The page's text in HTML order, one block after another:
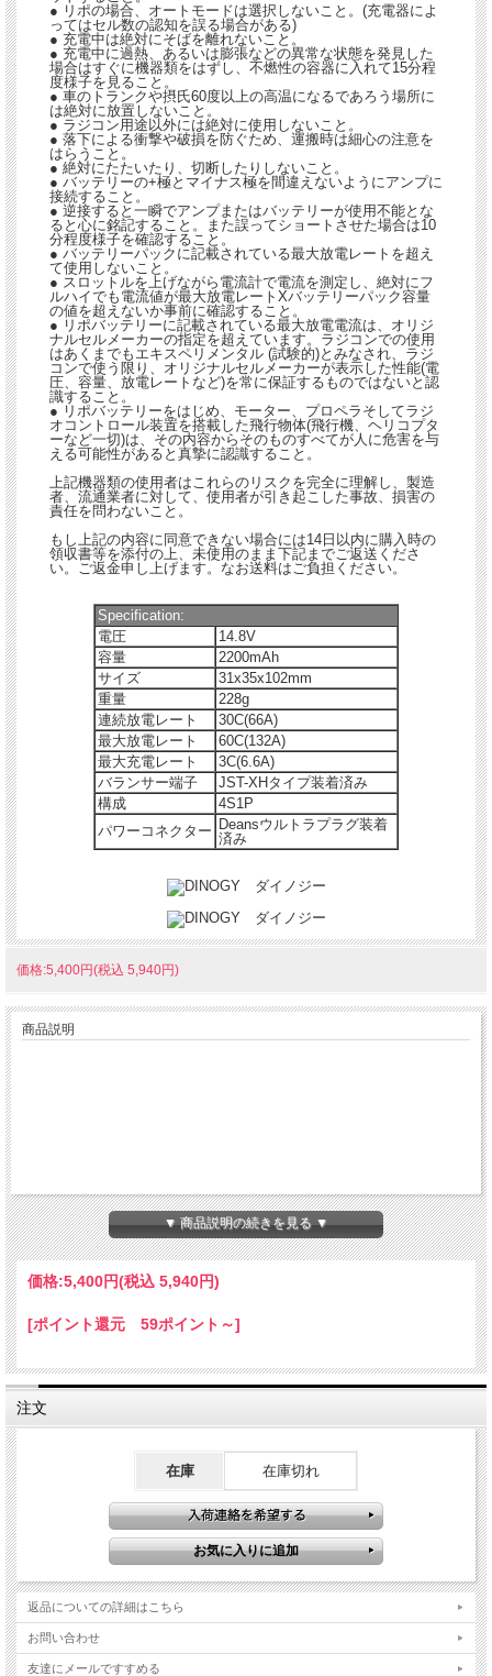
● リポの場合、オートモードは選択しないこと。(充電器によ
ってはセル数の認知を誤る場合がある)
● 充電中は絶対にそばを離れないこと。
● 充電中に過熱、あるいは膨張などの異常な状態を発見した
場合はすぐに機器類をはずし、不燃性の容器に入れて15分程
度様子を見ること。
● 車のトランクや摂氏60度以上の高温になるであろう場所に
は絶対に放置しないこと。
● ラジコン用途以外には絶対に使用しないこと。
● 落下による衝撃や破損を防ぐため、運搬時は細心の注意を
はらうこと。
● 絶対にたたいたり、切断したりしないこと。
● バッテリーの+極とマイナス極を間違えないようにアンプに
接続すること。
● 逆接すると一瞬でアンプまたはバッテリーが使用不能とな
ると心に銘記すること。また誤ってショートさせた場合は10
分程度様子を確認すること。
● バッテリーパックに記載されている最大放電レートを超え
て使用しないこと。
● スロットルを上げながら電流計で電流を測定し、絶対にフ
ルハイでも電流値が最大放電レートXバッテリーパック容量
の値を超えないか事前に確認すること。
● リポバッテリーに記載されている最大放電電流は、オリジ
ナルセルメーカーの指定を超えています。ラジコンでの使用
はあくまでもエキスペリメンタル (試験的)とみなされ、ラジ
コンで使う限り、オリジナルセルメーカーが表示した性能(電
圧、容量、放電レートなど)を常に保証するものではないと認
識すること。
● リポバッテリーをはじめ、モーター、プロペラそしてラジ
オコントロール装置を搭載した飛行物体(飛行機、ヘリコプタ
ーなど一切)は、その内容からそのものすべてが人に危害を与
える可能性があると真摯に認識すること。
上記機器類の使用者はこれらのリスクを完全に理解し、製造
者、流通業者に対して、使用者が引き起こした事故、損害の
責任を問わないこと。
もし上記の内容に同意できない場合には14日以内に購入時の
領収書等を添付の上、未使用のまま下記までご返送くださ
い。ご返金申し上げます。なお送料はご負担ください。
Specification:
電圧
14.8V
容量
2200mAh
サイズ
31x35x102mm
重量
228g
連続放電レート
30C(66A)
最大放電レート
60C(132A)
最大充電レート
3C(6.6A)
バランサー端子
JST-XHタイプ装着済み
構成
4S1P
パワーコネクター Deansウルトラプラグ装着
済み
価格:5,400円(税込 5,940円)
商品説明
▼ 商品説明の続きを見る ▼
価格:5,400円(税込 5,940円)
[ポイント還元 59ポイント～]
注文
在庫 在庫切れ
返品についての詳細はこちら
お問い合わせ
友達にメールですすめる